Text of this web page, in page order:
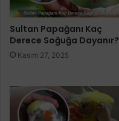
Sultan Papağanı Kaç
Derece Soğuğa Dayanır?
Kasım 27, 2025